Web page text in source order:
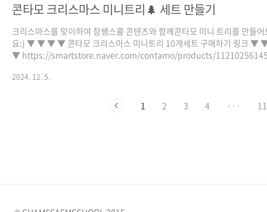
콘타모 크리스마스 미니트리🌲 세트 만들기
크리스마스를 맞이하여 참쌤스쿨 콘텐츠와 함께콘타모 미니 트리를 만들어
요:) ▼ ▼ ▼ ▼ 콘타모 크리스마스 미니트리 10개세트 구매하기 링크 ▼
▼ https://smartstore.naver.com/contamo/products/
2024. 12. 5.
1 2 3 4 ··· 11